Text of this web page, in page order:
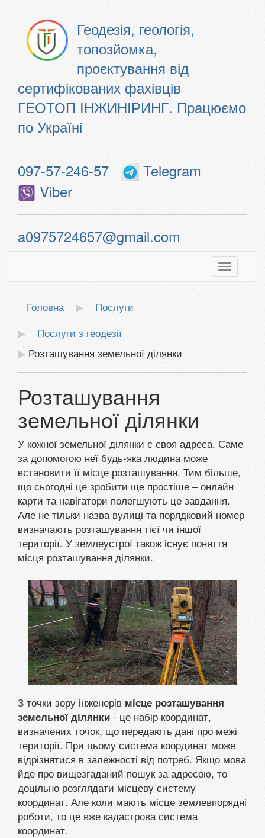
Геодезія, геологія,
топозйомка,
проєктування від
сертифікованих фахівців
ГЕОТОП ІНЖИНІРИНГ. Працюємо
по Україні
097-57-246-57
Telegram
Viber
a0975724657@gmail.com
Toggle
Головна
Послуги
Послуги з геодезії
Розташування земельної ділянки
Розташування
земельної ділянки
У кожної земельної ділянки є своя адреса. Саме
за допомогою неї будь-яка людина може
встановити її місце розташування. Тим більше,
що сьогодні це зробити ще простіше – онлайн
карти та навігатори полегшують це завдання.
Але не тільки назва вулиці та порядковий номер
визначають розташування тієї чи іншої
території. У землеустрої також існує поняття
місця розташування ділянки.
З точки зору інженерів місце розташування
земельної ділянки - це набір координат,
визначених точок, що передають дані про межі
території. При цьому система координат може
відрізнятися в залежності від потреб. Якщо мова
йде про вищезгаданий пошук за адресою, то
доцільно розглядати місцеву систему
координат. Але коли мають місце землевпорядні
роботи, то це вже кадастрова система
координат.